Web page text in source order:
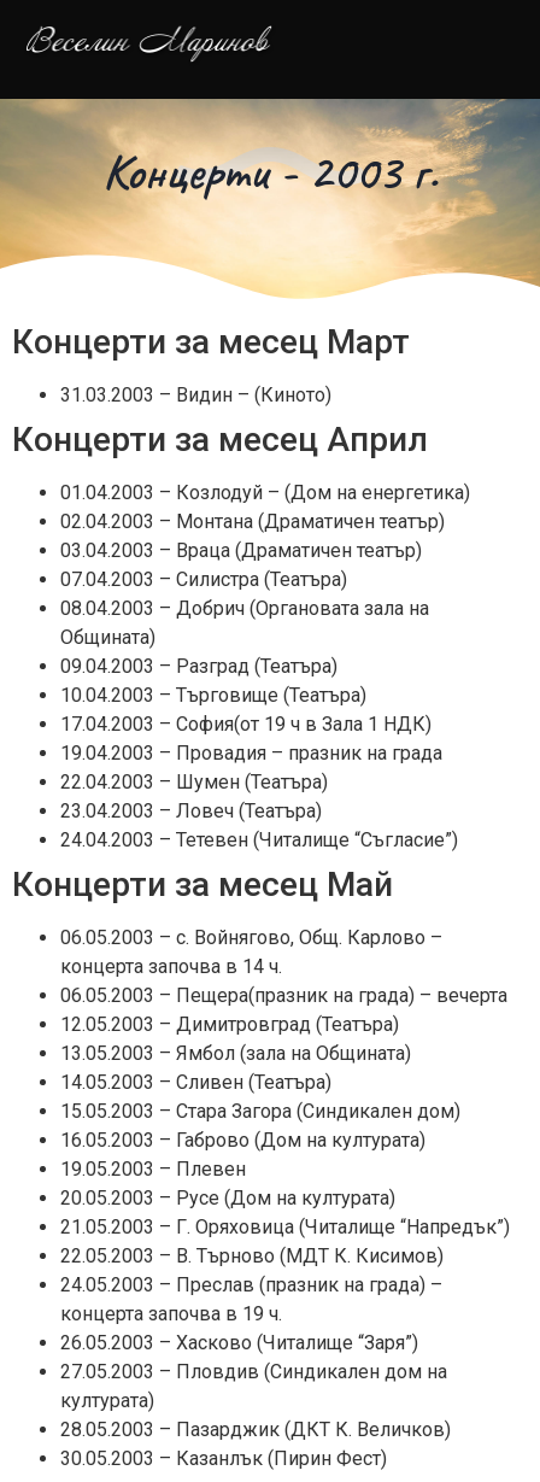
Концерти - 2003 г.
Концерти за месец Март
31.03.2003 – Видин – (Киното)
Концерти за месец Април
01.04.2003 – Козлодуй – (Дом на енергетика)
02.04.2003 – Монтана (Драматичен театър)
03.04.2003 – Враца (Драматичен театър)
07.04.2003 – Силистра (Театъра)
08.04.2003 – Добрич (Органовата зала на
Общината)
09.04.2003 – Разград (Театъра)
10.04.2003 – Търговище (Театъра)
17.04.2003 – София(от 19 ч в Зала 1 НДК)
19.04.2003 – Провадия – празник на града
22.04.2003 – Шумен (Театъра)
23.04.2003 – Ловеч (Театъра)
24.04.2003 – Тетевен (Читалище “Съгласие”)
Концерти за месец Май
06.05.2003 – с. Войнягово, Общ. Карлово –
концерта започва в 14 ч.
06.05.2003 – Пещера(празник на града) – вечерта
12.05.2003 – Димитровград (Театъра)
13.05.2003 – Ямбол (зала на Общината)
14.05.2003 – Сливен (Театъра)
15.05.2003 – Стара Загора (Синдикален дом)
16.05.2003 – Габрово (Дом на културата)
19.05.2003 – Плевен
20.05.2003 – Русе (Дом на културата)
21.05.2003 – Г. Оряховица (Читалище “Напредък”)
22.05.2003 – В. Търново (МДТ К. Кисимов)
24.05.2003 – Преслав (празник на града) –
концерта започва в 19 ч.
26.05.2003 – Хасково (Читалище “Заря”)
27.05.2003 – Пловдив (Синдикален дом на
културата)
28.05.2003 – Пазарджик (ДКТ К. Величков)
30.05.2003 – Казанлък (Пирин Фест)